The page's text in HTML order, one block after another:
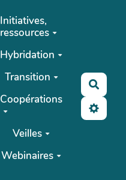
Initiatives,
ressources
Hybridation
Transition
Coopérations
Veilles
Webinaires